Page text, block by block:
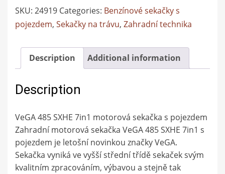
SKU: 24919 Categories: Benzínové sekačky s
pojezdem, Sekačky na trávu, Zahradní technika
Description Additional information
Description
VeGA 485 SXHE 7in1 motorová sekačka s pojezdem
Zahradní motorová sekačka VeGA 485 SXHE 7in1 s
pojezdem je letošní novinkou značky VeGA.
Sekačka vyniká ve vyšší střední třídě sekaček svým
kvalitním zpracováním, výbavou a stejně tak